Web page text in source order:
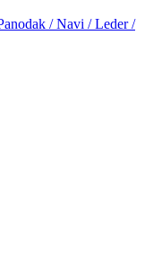
/ Navi / Leder /